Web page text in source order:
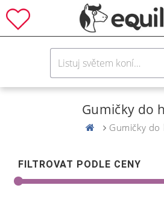
Gumičky do
Gumičky do
FILTROVAT PODLE CENY